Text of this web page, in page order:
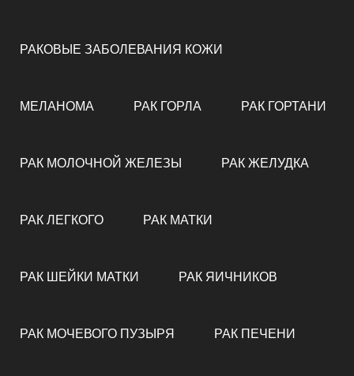
РАКОВЫЕ ЗАБОЛЕВАНИЯ КОЖИ
МЕЛАНОМА РАК ГОРЛА РАК ГОРТАНИ
РАК МОЛОЧНОЙ ЖЕЛЕЗЫ РАК ЖЕЛУДКА
РАК ЛЕГКОГО РАК МАТКИ
РАК ШЕЙКИ МАТКИ РАК ЯИЧНИКОВ
РАК МОЧЕВОГО ПУЗЫРЯ РАК ПЕЧЕНИ